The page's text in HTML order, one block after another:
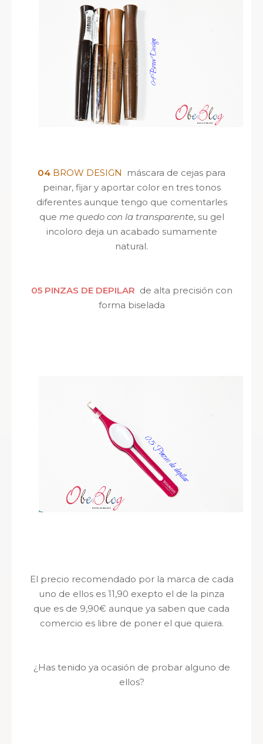
04 BROW DESIGN
máscara de cejas para
peinar, fijar y aportar color en tres tonos
diferentes aunque tengo que comentarles
que me quedo con la transparente, su gel
incoloro deja un acabado sumamente
natural.
05 PINZAS DE DEPILAR de alta precisión con
forma biselada
El precio recomendado por la marca de cada
uno de ellos es 11,90 exepto el de la pinza
que es de 9,90€ aunque ya saben que cada
comercio es libre de poner el que quiera.
¿Has tenido ya ocasión de probar alguno de
ellos?